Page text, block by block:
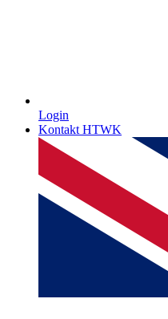
Login
Kontakt HTWK